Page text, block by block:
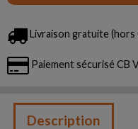
Livraison gratuite (hors
Paiement sécurisé CB
Description